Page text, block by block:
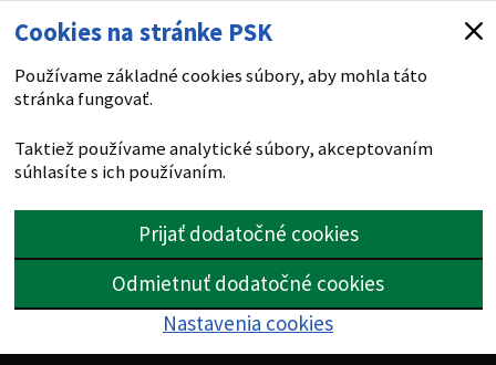
Cookies na stránke PSK
Používame základné cookies súbory, aby mohla táto
stránka fungovať.
Taktiež používame analytické súbory, akceptovaním
súhlasíte s ich používaním.
Prijať dodatočné cookies
Odmietnuť dodatočné cookies
Nastavenia cookies